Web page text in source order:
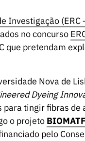
Investigação
no concurso
que pretendam
Nova de
Dyeing
tingir fibras
o projeto
pelo